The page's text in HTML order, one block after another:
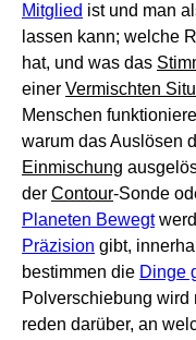
Mitglied ist und man
lassen kann; welche
hat, und was das
einer Vermischten
Menschen
warum das Auslösen
Einmischung
der Contour-Sonde
Planeten Bewegt
Präzision gibt,
bestimmen die Dinge
Polverschiebung wird
reden darüber, an